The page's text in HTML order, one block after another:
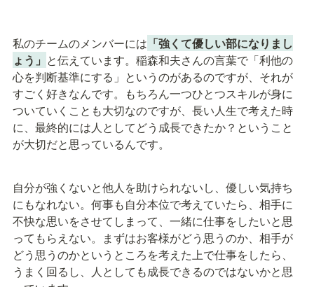
私のチームのメンバーには 「強くて優しい部になりまし
ょう」 と伝えています。稲森和夫さんの言葉で「利他の
心を判断基準にする」というのがあるのですが、それが
すごく好きなんです。もちろん一つひとつスキルが身に
ついていくことも大切なのですが、長い人生で考えた時
に、最終的には人としてどう成長できたか？ということ
が大切だと思っているんです。
自分が強くないと他人を助けられないし、優しい気持ち
にもなれない。何事も自分本位で考えていたら、相手に
不快な思いをさせてしまって、一緒に仕事をしたいと思
ってもらえない。まずはお客様がどう思うのか、相手が
どう思うのかというところを考えた上で仕事をしたら、
うまく回るし、人としても成長できるのではないかと思